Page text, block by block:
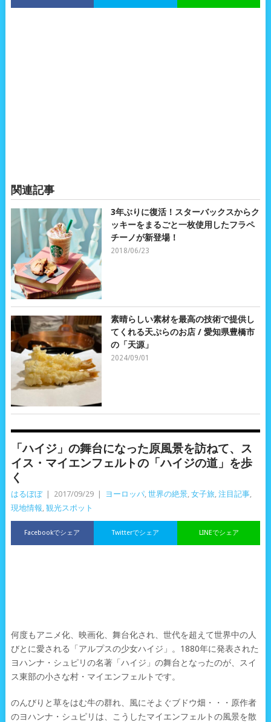
関連記事
3年ぶりに復活！スターバックスからク
ッキーをまるごと一枚使用したフラペ
チーノが新登場！
2018/06/23
素晴らしい素材を最高の技術で提供し
てくれる天ぷらのお店 / 愛知県豊橋市
の「天源」
2024/09/01
「ハイジ」の舞台になった原風景を訪ねて、ス
イス・マイエンフェルトの「ハイジの道」を歩
く
はるぼぼ 2017/09/29 ヨーロッパ, 世界の絶景, 女子旅, 注目記事,
現地情報 観光スポット
Facebookでシェア LINEでシェア
Twitterでシェア
何度もアニメ化、映画化、舞台化され、世代を超えて世界中の人
びとに愛される「アルプスの少女ハイジ」。1880年に発表された
ヨハンナ・シュピリの名著「ハイジ」の舞台となったのが、スイ
ス東部の小さな村・マイエンフェルトです。
のんびりと草をはむ牛の群れ、風にそよぐブドウ畑・・・原作者
のヨハンナ・シュピリは、こうしたマイエンフェルトの風景を散